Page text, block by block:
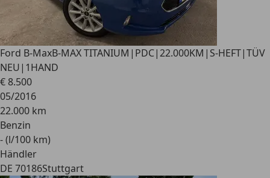
Ford B-MaxB-MAX TITANIUM|PDC|22.000KM|S-HEFT|TÜV
NEU|1HAND
€ 8.500
05/2016
22.000 km
Benzin
- (l/100 km)
Händler
DE 70186Stuttgart